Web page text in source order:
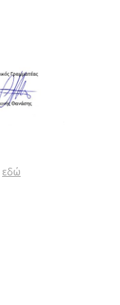
εδώ